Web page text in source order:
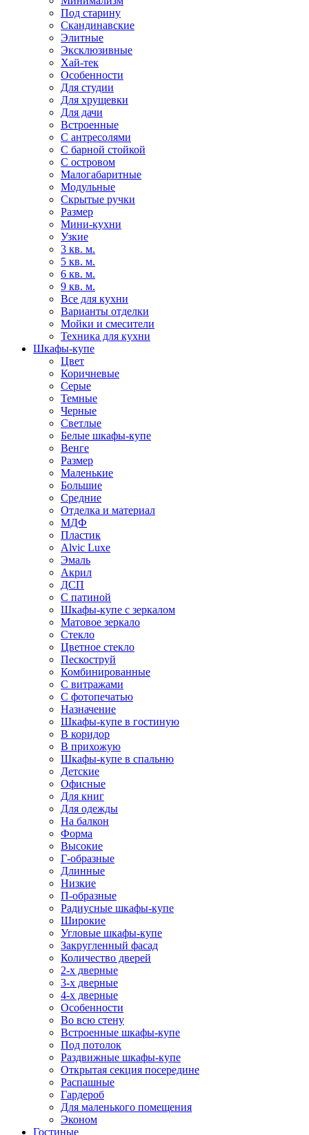
Под старину
Скандинавские
Элитные
Эксклюзивные
Хай-тек
Особенности
Для студии
Для хрущевки
Для дачи
Встроенные
С антресолями
С барной стойкой
С островом
Малогабаритные
Модульные
Скрытые ручки
Размер
Мини-кухни
Узкие
3 кв. м.
5 кв. м.
6 кв. м.
9 кв. м.
Все для кухни
Варианты отделки
Мойки и смесители
Техника для кухни
Шкафы-купе
Цвет
Коричневые
Серые
Темные
Черные
Светлые
Белые шкафы-купе
Венге
Размер
Маленькие
Большие
Средние
Отделка и материал
МДФ
Пластик
Alvic Luxe
Эмаль
Акрил
ДСП
С патиной
Шкафы-купе с зеркалом
Матовое зеркало
Стекло
Цветное стекло
Пескоструй
Комбинированные
С витражами
С фотопечатью
Назначение
Шкафы-купе в гостиную
В коридор
В прихожую
Шкафы-купе в спальню
Детские
Офисные
Для книг
Для одежды
На балкон
Форма
Высокие
Г-образные
Длинные
Низкие
П-образные
Радиусные шкафы-купе
Широкие
Угловые шкафы-купе
Закругленный фасад
Количество дверей
2-х дверные
3-х дверные
4-х дверные
Особенности
Во всю стену
Встроенные шкафы-купе
Под потолок
Раздвижные шкафы-купе
Открытая секция посередине
Распашные
Гардероб
Для маленького помещения
Эконом
Гостиные